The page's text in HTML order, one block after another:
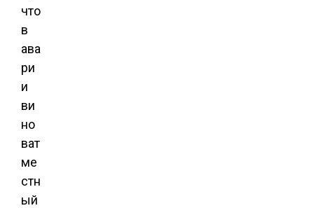
что
в
ава
ри
и
ви
но
ват
ме
стн
ый